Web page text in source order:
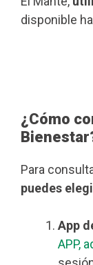
disponible
¿Cómo
Para
puedes
App
APP,